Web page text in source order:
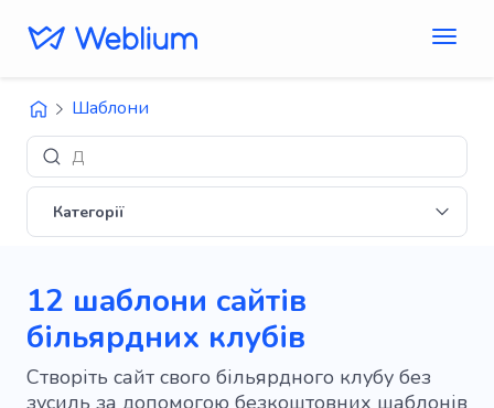
Шаблони
Дизайни 'E-commerce
Категорії
12 шаблони сайтів
більярдних клубів
Створіть сайт свого більярдного клубу без
зусиль за допомогою безкоштовних шаблонів